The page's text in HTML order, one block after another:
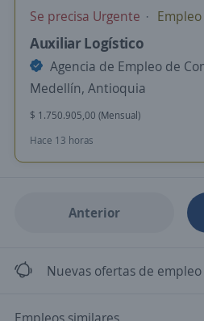
Se precisa Urgente
Auxiliar Logístico
Agencia de Empleo de
Medellín, Antioquia
$ 1.750.905,00 (Mensual)
Hace 13 horas
Anterior
Nuevas ofertas de empleo